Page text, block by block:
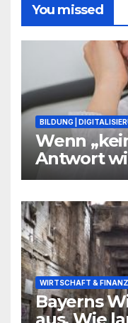
You missed
BILDUNG |
Wenn
Antwort
WIRTSCHAFT &
Bayerns